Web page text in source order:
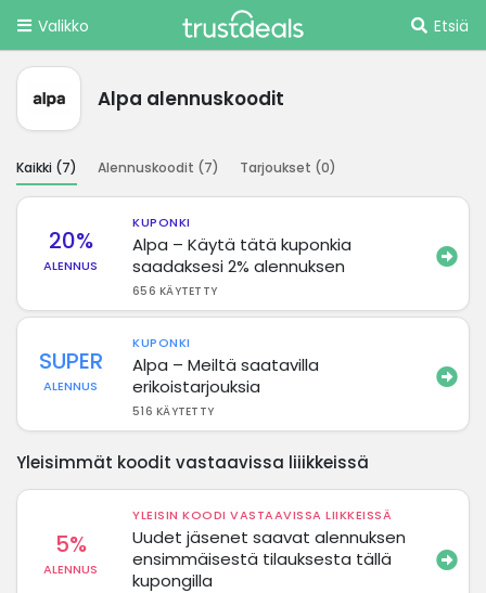
Valikko Etsiä
Alpa alennuskoodit
Kaikki (7) Alennuskoodit (7) Tarjoukset (0)
20%
ALENNUS
KUPONKI
Alpa – Käytä tätä kuponkia
saadaksesi 2% alennuksen
656 KÄYTETTY
SUPER
ALENNUS
KUPONKI
Alpa – Meiltä saatavilla
erikoistarjouksia
516 KÄYTETTY
Yleisimmät koodit vastaavissa liiikkeissä
5%
ALENNUS
YLEISIN KOODI VASTAAVISSA LIIKKEISSÄ
Uudet jäsenet saavat alennuksen
ensimmäisestä tilauksesta tällä
kupongilla